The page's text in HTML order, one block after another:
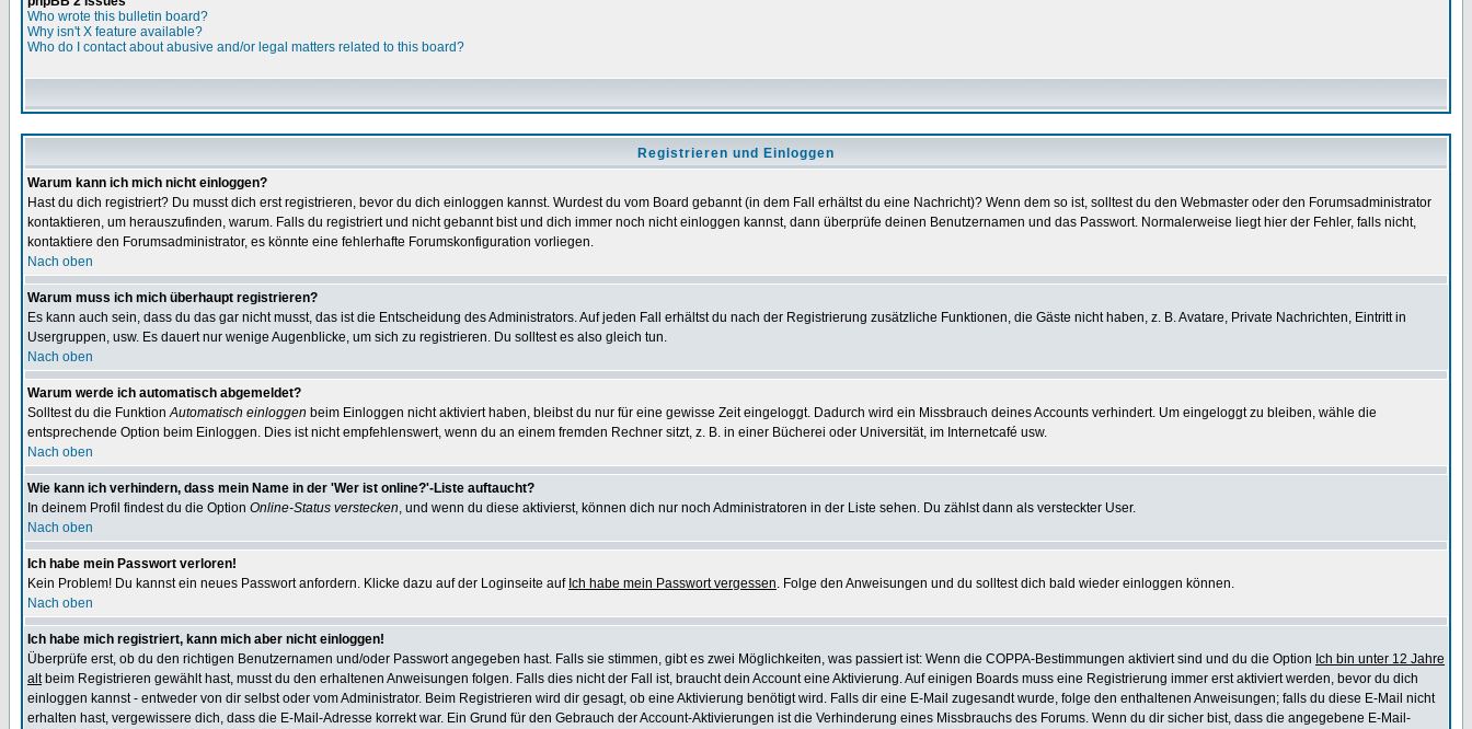
Who wrote this bulletin board?
Why isn't X feature available?
Who do I contact about abusive and/or legal matters related to this board?
Registrieren und Einloggen
Warum kann ich mich nicht einloggen?
Hast du dich registriert? Du musst dich erst registrieren, bevor du dich einloggen kannst. Wurdest du vom Board gebannt (in dem Fall erhältst du eine Nachricht)? Wenn dem so ist, solltest du den Webmaster oder den Forumsadministrator
kontaktieren, um herauszufinden, warum. Falls du registriert und nicht gebannt bist und dich immer noch nicht einloggen kannst, dann überprüfe deinen Benutzernamen und das Passwort. Normalerweise liegt hier der Fehler, falls nicht,
kontaktiere den Forumsadministrator, es könnte eine fehlerhafte Forumskonfiguration vorliegen.
Nach oben
Warum muss ich mich überhaupt registrieren?
Es kann auch sein, dass du das gar nicht musst, das ist die Entscheidung des Administrators. Auf jeden Fall erhältst du nach der Registrierung zusätzliche Funktionen, die Gäste nicht haben, z. B. Avatare, Private Nachrichten, Eintritt in
Usergruppen, usw. Es dauert nur wenige Augenblicke, um sich zu registrieren. Du solltest es also gleich tun.
Nach oben
Warum werde ich automatisch abgemeldet?
Solltest du die FunktionAutomatisch einloggen beim Einloggen nicht aktiviert haben, bleibst du nur für eine gewisse Zeit eingeloggt. Dadurch wird ein Missbrauch deines Accounts verhindert. Um eingeloggt zu bleiben, wähle die
entsprechende Option beim Einloggen. Dies ist nicht empfehlenswert, wenn du an einem fremden Rechner sitzt, z. B. in einer Bücherei oder Universität, im Internetcafé usw.
Nach oben
Wie kann ich verhindern, dass mein Name in der 'Wer ist online?'-Liste auftaucht?
In deinem Profil findest du die Option Online-Status verstecken, und wenn du diese aktivierst, können dich nur noch Administratoren in der Liste sehen. Du zählst dann als versteckter User.
Nach oben
Ich habe mein Passwort verloren!
Kein Problem! Du kannst ein neues Passwort anfordern. Klicke dazu auf der Loginseite auf Ich habe mein Passwort vergessen. Folge den Anweisungen und du solltest dich bald wieder einloggen können.
Nach oben
Ich habe mich registriert, kann mich aber nicht einloggen!
Überprüfe erst, ob du den richtigen Benutzernamen und/oder Passwort angegeben hast. Falls sie stimmen, gibt es zwei Möglichkeiten, was passiert ist: Wenn die COPPA-Bestimmungen aktiviert sind und du die Option Ich bin unter 12 Jahre
altbeim Registrieren gewählt hast, musst du den erhaltenen Anweisungen folgen. Falls dies nicht der Fall ist, braucht dein Account eine Aktivierung. Auf einigen Boards muss eine Registrierung immer erst aktiviert werden, bevor du dich
einloggen kannst - entweder von dir selbst oder vom Administrator. Beim Registrieren wird dir gesagt, ob eine Aktivierung benötigt wird. Falls dir eine E-Mail zugesandt wurde, folge den enthaltenen Anweisungen; falls du diese E-Mail nicht
erhalten hast, vergewissere dich, dass die E-Mail-Adresse korrekt war. Ein Grund für den Gebrauch der Account-Aktivierungen ist die Verhinderung eines Missbrauchs des Forums. Wenn du dir sicher bist, dass die angegebene E-Mail-